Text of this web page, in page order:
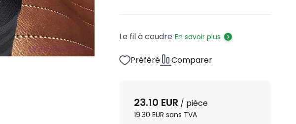
Le fil à coudre En savoir plus
Préféré Comparer
23.10 EUR / pièce
19.30 EUR sans TVA